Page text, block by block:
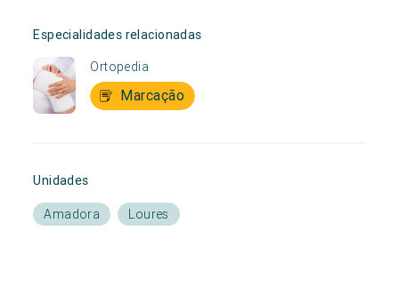
Especialidades relacionadas
Ortopedia
Marcação
Unidades
Amadora Loures